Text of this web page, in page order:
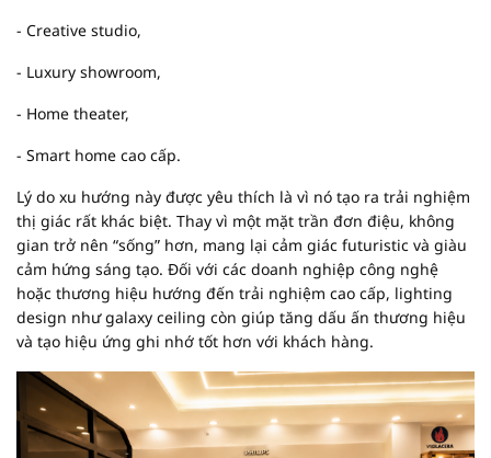
- Creative studio,
- Luxury showroom,
- Home theater,
- Smart home cao cấp.
Lý do xu hướng này được yêu thích là vì nó tạo ra trải nghiệm
thị giác rất khác biệt. Thay vì một mặt trần đơn điệu, không
gian trở nên “sống” hơn, mang lại cảm giác futuristic và giàu
cảm hứng sáng tạo. Đối với các doanh nghiệp công nghệ
hoặc thương hiệu hướng đến trải nghiệm cao cấp, lighting
design như galaxy ceiling còn giúp tăng dấu ấn thương hiệu
và tạo hiệu ứng ghi nhớ tốt hơn với khách hàng.